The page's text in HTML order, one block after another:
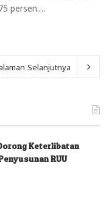
persen.…
Selanjutnya
Keterlibatan
RUU